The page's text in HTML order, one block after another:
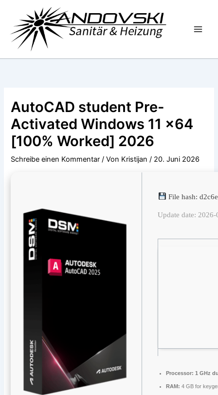
springen
AutoCAD student Pre-
Activated Windows 11 x64
[100% Worked] 2026
Schreibe einen Kommentar / Von Kristijan/ 20. Juni 2026
File hash:
Update date:
Processor: 1 GHz
RAM: 4 GB for